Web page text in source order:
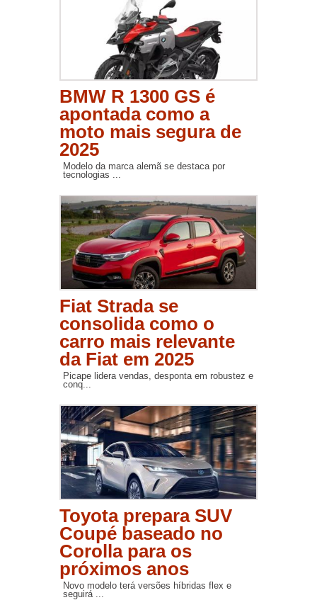
BMW R 1300 GS é
apontada como a
moto mais segura de
2025
Modelo da marca alemã se destaca por
tecnologias ...
Fiat Strada se
consolida como o
carro mais relevante
da Fiat em 2025
Picape lidera vendas, desponta em robustez e
conq...
Toyota prepara SUV
Coupé baseado no
Corolla para os
próximos anos
Novo modelo terá versões híbridas flex e
seguirá ...